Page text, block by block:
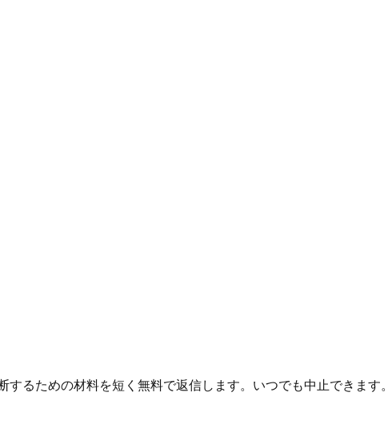
るための材料を短く無料で返信します。いつでも中止できます。